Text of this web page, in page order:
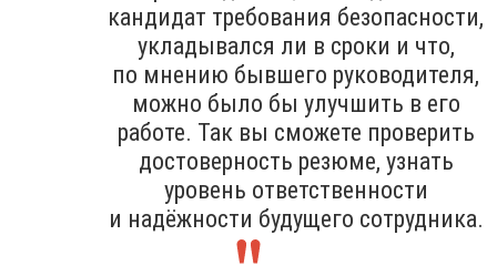
кандидат требования безопасности,
укладывался ли в сроки и что,
по мнению бывшего руководителя,
можно было бы улучшить в его
работе. Так вы сможете проверить
достоверность резюме, узнать
уровень ответственности
и надёжности будущего сотрудника.